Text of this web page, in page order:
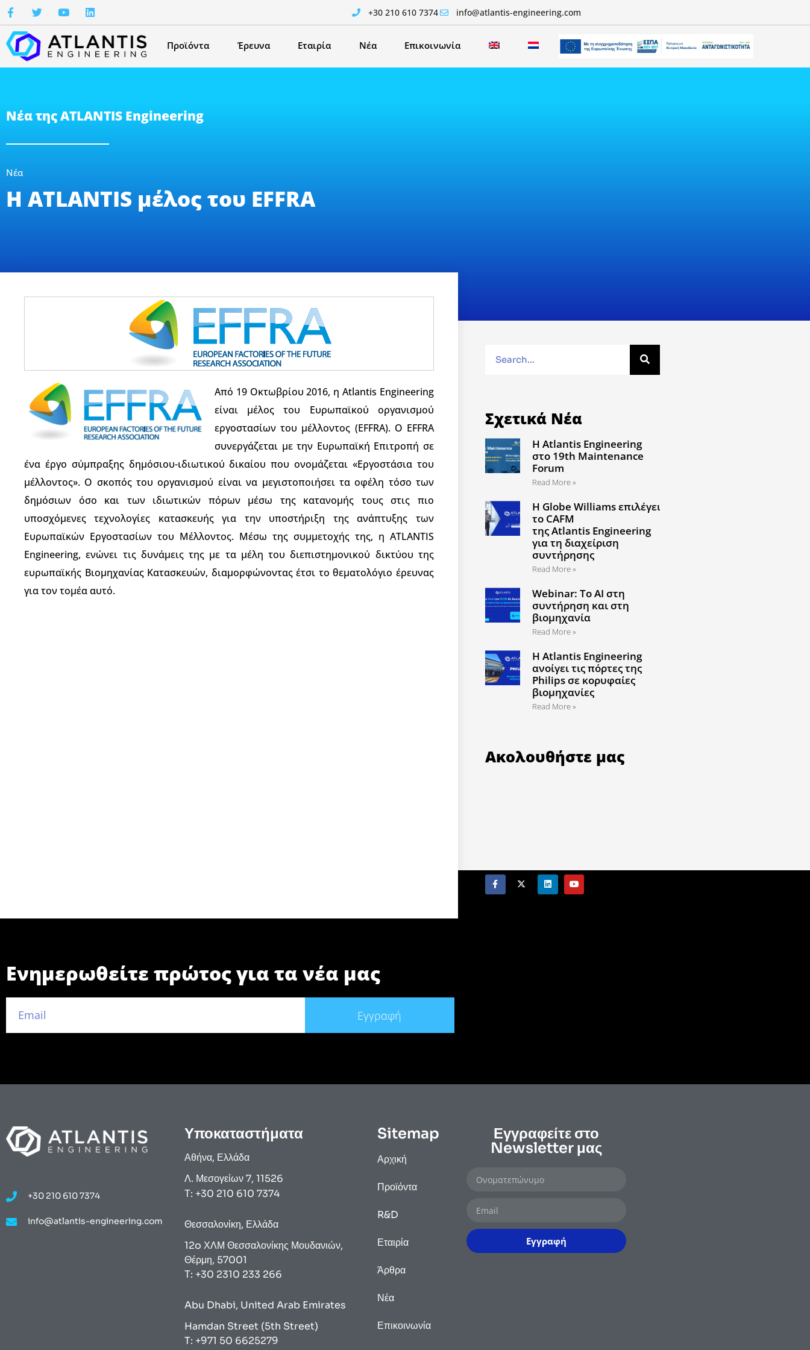
+30 210 610 7374 info@atlantis-engineering.com
Προϊόντα Έρευνα Εταιρία Νέα Επικοινωνία
Νέα της ATLANTIS Engineering
Νέα
Η ATLANTIS μέλος του EFFRA
Από 19 Οκτωβρίου 2016, η Atlantis Engineering
είναι μέλος του Ευρωπαϊκού οργανισμού
εργοστασίων του μέλλοντος (EFFRA). Ο EFFRA
συνεργάζεται με την Ευρωπαϊκή Επιτροπή σε
ένα έργο σύμπραξης δημόσιου-ιδιωτικού δικαίου που ονομάζεται «Εργοστάσια του
μέλλοντος». Ο σκοπός του οργανισμού είναι να μεγιστοποιήσει τα οφέλη τόσο των
δημόσιων όσο και των ιδιωτικών πόρων μέσω της κατανομής τους στις πιο
υποσχόμενες τεχνολογίες κατασκευής για την υποστήριξη της ανάπτυξης των
Ευρωπαϊκών Εργοστασίων του Μέλλοντος. Μέσω της συμμετοχής της, η ATLANTIS
Engineering, ενώνει τις δυνάμεις της με τα μέλη του διεπιστημονικού δικτύου της
ευρωπαϊκής Βιομηχανίας Κατασκευών, διαμορφώνοντας έτσι το θεματολόγιο έρευνας
για τον τομέα αυτό.
Σχετικά Νέα
Η Atlantis Engineering
στο 19th Maintenance
Forum
Read More »
Η Globe Williams επιλέγει
το CAFM
της Atlantis Engineering
για τη διαχείριση
συντήρησης
Read More »
Webinar: Το AI στη
συντήρηση και στη
βιομηχανία
Read More »
Η Atlantis Engineering
ανοίγει τις πόρτες της
Philips σε κορυφαίες
βιομηχανίες
Read More »
Ακολουθήστε μας
Ενημερωθείτε πρώτος για τα νέα μας
Εγγραφή
+30 210 610 7374
info@atlantis-engineering.com
Υποκαταστήματα
Αθήνα, Ελλάδα
Λ. Μεσογείων 7, 11526
Τ: +30 210 610 7374
Θεσσαλονίκη, Ελλάδα
12o ΧΛΜ Θεσσαλονίκης Μουδανιών,
Θέρμη, 57001
Τ: +30 2310 233 266
Abu Dhabi, United Arab Emirates
Hamdan Street (5th Street)
T: +971 50 6625279
Sitemap
Αρχική
Προϊόντα
R&D
Εταιρία
Άρθρα
Νέα
Επικοινωνία
Εγγραφείτε στο
Newsletter μας
Εγγραφή